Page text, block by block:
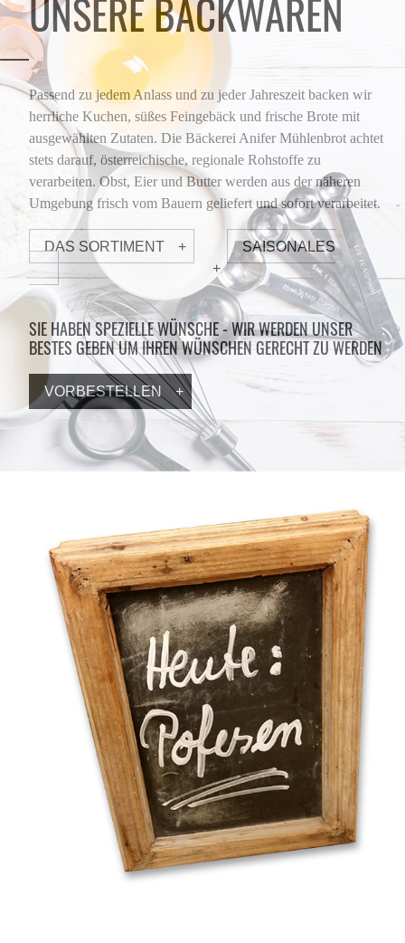
UNSERE BACKWAREN
Passend zu jedem Anlass und zu jeder Jahreszeit backen wir
herrliche Kuchen, süßes Feingebäck und frische Brote mit
ausgewählten Zutaten. Die Bäckerei Anifer Mühlenbrot achtet
stets darauf, österreichische, regionale Rohstoffe zu
verarbeiten. Obst, Eier und Butter werden aus der näheren
Umgebung frisch vom Bauern geliefert und sofort verarbeitet.
DAS SORTIMENT SAISONALES
SIE HABEN SPEZIELLE WÜNSCHE - WIR WERDEN UNSER
BESTES GEBEN UM IHREN WÜNSCHEN GERECHT ZU WERDEN
VORBESTELLEN